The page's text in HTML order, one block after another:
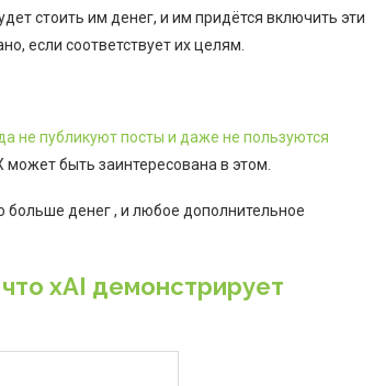
стоить им денег, и им придётся включить эти
если соответствует их целям.
не публикуют посты и даже не пользуются
может быть заинтересована в этом.
денег , и любое дополнительное
xAI демонстрирует